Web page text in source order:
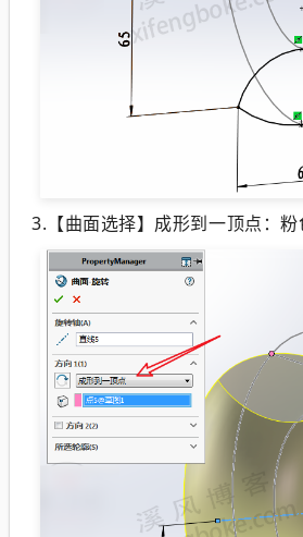
3.【曲面选择】成形到一顶点：粉